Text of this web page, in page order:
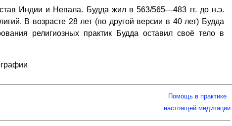
Индии и Непала. Будда жил в 563/565—483 гг. до н.э.
В возрасте 28 лет (по другой версии в 40 лет) Будда
религиозных практик Будда оставил своё тело в
Помощь в практике
настоящей медитации